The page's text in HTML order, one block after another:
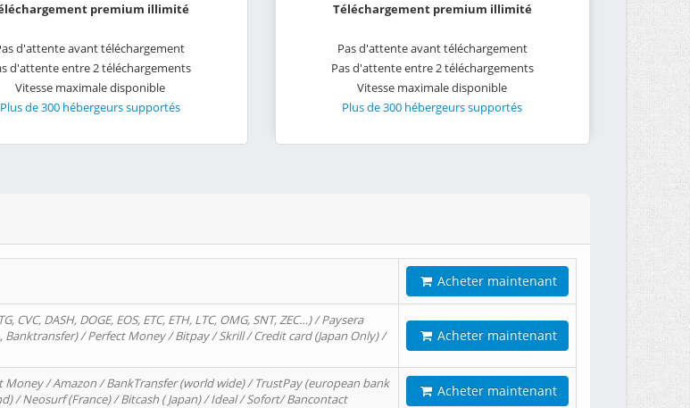
premium illimité
d'attente avant téléchargement
d'attente entre 2 téléchargements
Vitesse maximale disponible
Plus de 300 hébergeurs supportés
Téléchargement premium illimité
Pas d'attente avant téléchargement
Pas d'attente entre 2 téléchargements
Vitesse maximale disponible
Plus de 300 hébergeurs supportés
Acheter maintenant
DASH, DOGE, EOS, ETC, ETH, LTC, OMG, SNT, ZEC…) / Paysera
Banktransfer) / Perfect Money / Bitpay / Skrill / Credit card (Japan Only) /
Acheter maintenant
/ Amazon / BankTransfer (world wide) / TrustPay (european bank
/ Neosurf (France) / Bitcash ( Japan) / Ideal / Sofort/ Bancontact
Acheter maintenant